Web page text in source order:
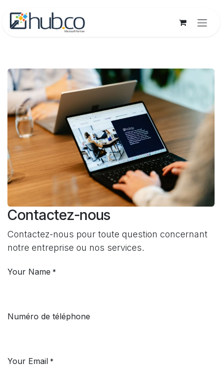
Contactez-nous
Contactez-nous pour toute question concernant
notre entreprise ou nos services.
Your Name *
Numéro de téléphone
Your Email *